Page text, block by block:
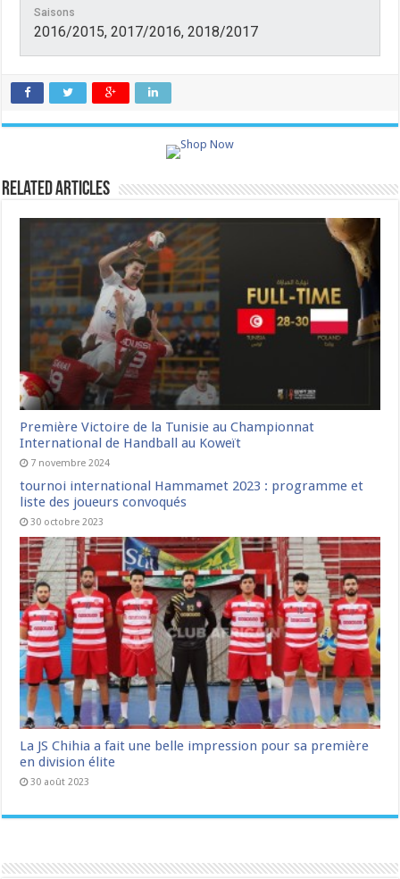
Saisons
2016/2015, 2017/2016, 2018/2017
Related Articles
Première Victoire de la Tunisie au Championnat
International de Handball au Koweït
7 novembre 2024
tournoi international Hammamet 2023 : programme et
liste des joueurs convoqués
30 octobre 2023
La JS Chihia a fait une belle impression pour sa première
en division élite
30 août 2023